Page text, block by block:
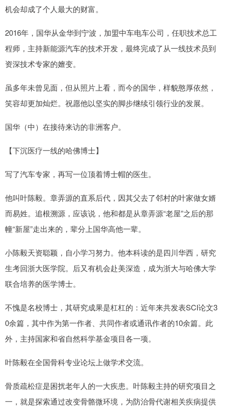
机会却成了个人最大的财富。
2016年，国华从金华到宁波，加盟中车电车公司，任职技术总工
程师，主持新能源汽车的技术开发，最终完成了从一线技术员到
资深技术专家的嬗变。
虽多年未曾见面，但从照片上看，而今的国华，样貌憨厚依然，
笑容却更加灿烂。祝愿他以坚实的脚步继续引领行业的发展。
国华（中）在接待来访的非洲客户。
【下沉医疗一线的哈佛博士】
写了汽车专家，再写一位顶着博士帽的医生。
他叫叶陈毅。章弄源的直系后代，因其父去了邻村的叶家做女婿
而易姓。追根溯源，应该说，他和都是从章弄源“老屋”之后的那
幢“新屋”走出来的，辈分上国华高他一辈。
小陈毅天资聪颖，自小学习努力。他本科读的是四川华西，研究
生考回浙大医学院。后又有机会赴美深造，成为浙大与哈佛大学
联合培养的医学博士。
不愧是名校博士，其研究成果是杠杠的：近年来共发表SCI论文3
0余篇，其中作为第一作者、共同作者或通讯作者的10余篇。此
外，主持国家和省自然科学基金项目各一项。
叶陈毅在全国骨科专业论坛上做学术交流。
骨质疏松症是困扰老年人的一大疾患。叶陈毅主持的研究项目之
一，就是探索通过改变骨骼微环境，为防治骨代谢相关疾病提供